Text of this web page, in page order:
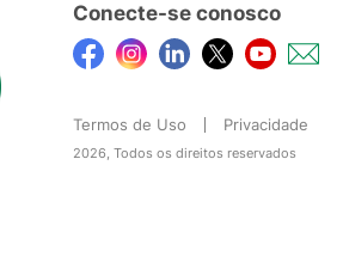
Conecte-se conosco
Termos de Uso Privacidade
2026, Todos os direitos reservados